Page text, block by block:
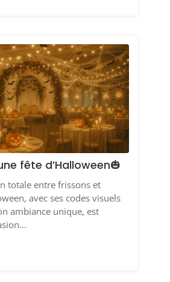
fête d’Halloween🎃
totale entre frissons et
avec ses codes visuels
ambiance unique, est